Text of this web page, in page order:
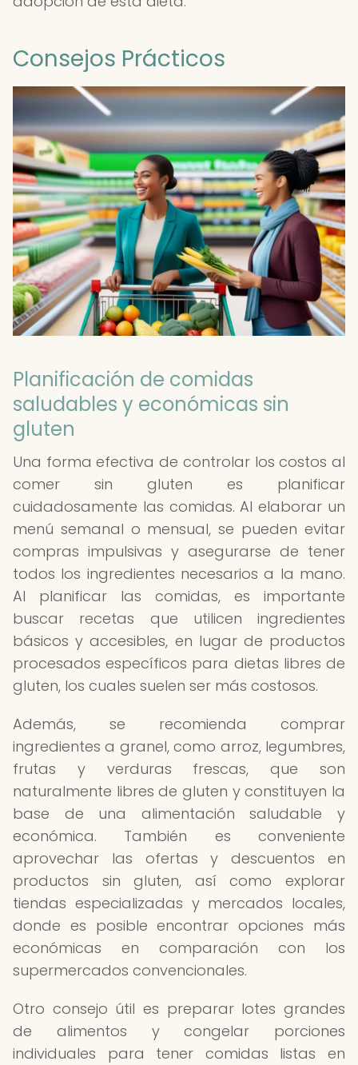
Consejos Prácticos
Planificación de comidas
saludables y económicas sin
gluten
Una forma efectiva de controlar los costos al
comer sin gluten es planificar
cuidadosamente las comidas. Al elaborar un
menú semanal o mensual, se pueden evitar
compras impulsivas y asegurarse de tener
todos los ingredientes necesarios a la mano.
Al planificar las comidas, es importante
buscar recetas que utilicen ingredientes
básicos y accesibles, en lugar de productos
procesados específicos para dietas libres de
gluten, los cuales suelen ser más costosos.
Además, se recomienda comprar
ingredientes a granel, como arroz, legumbres,
frutas y verduras frescas, que son
naturalmente libres de gluten y constituyen la
base de una alimentación saludable y
económica. También es conveniente
aprovechar las ofertas y descuentos en
productos sin gluten, así como explorar
tiendas especializadas y mercados locales,
donde es posible encontrar opciones más
económicas en comparación con los
supermercados convencionales.
Otro consejo útil es preparar lotes grandes
de alimentos y congelar porciones
individuales para tener comidas listas en